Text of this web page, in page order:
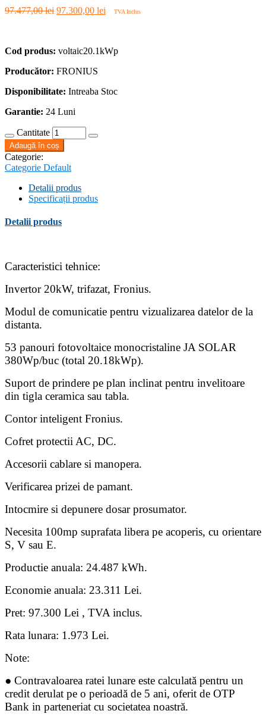
97.477,00lei Prețul
97.477,00 lei.
97.300,00 lei Prețul
TVA Inclus
Cod produs: voltaic20.1kWp
Producător: FRONIUS
Disponibilitate: Intreaba Stoc
Garantie: 24 Luni
Cantitate
Adaugă în coș
Categorie:
Categorie Default
Detalii produs
Specificații produs
Detalii produs
Caracteristici tehnice:
Invertor 20kW, trifazat, Fronius.
Modul de comunicatie pentru vizualizarea datelor de la
distanta.
53 panouri fotovoltaice monocristaline JA SOLAR
380Wp/buc (total 20.18kWp).
Suport de prindere pe plan inclinat pentru invelitoare
din tigla ceramica sau tabla.
Contor inteligent Fronius.
Cofret protectii AC, DC.
Accesorii cablare si manopera.
Verificarea prizei de pamant.
Intocmire si depunere dosar prosumator.
Necesita 100mp suprafata libera pe acoperis, cu orientare
S, V sau E.
Productie anuala: 24.487 kWh.
Economie anuala: 23.311 Lei.
Pret: 97.300 Lei , TVA inclus.
Rata lunara: 1.973 Lei.
Note:
● Contravaloarea ratei lunare este calculată pentru un
credit derulat pe o perioadă de 5 ani, oferit de OTP
Bank in parteneriat cu societatea noastră.